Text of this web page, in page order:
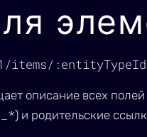
items/
описание всех
) и родительские